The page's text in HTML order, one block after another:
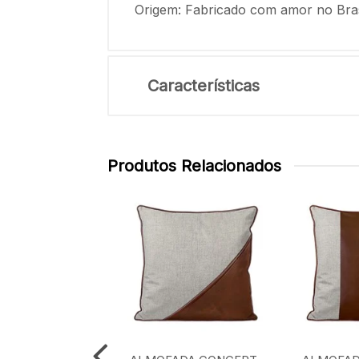
Origem: Fabricado com amor no
Características
Produtos Relacionados